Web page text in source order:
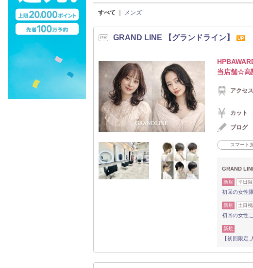
すべて メンズ
GRAND LINE 【グランドライン】 UP
当店舗☆高
アクセス
カット
ブログ
スマート
GRAND
新規 平日限
初回の女性
新規 土日
初回の女性
新規
【初回限定